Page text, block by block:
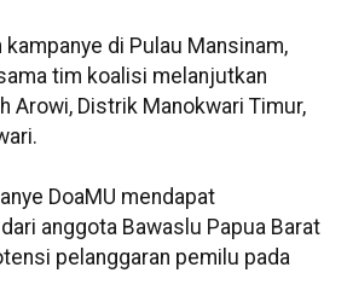
di Pulau Mansinam,
tim koalisi melanjutkan
Arowi, Distrik Manokwari Timur,
DoaMU mendapat
anggota Bawaslu Papua Barat
pelanggaran pemilu pada